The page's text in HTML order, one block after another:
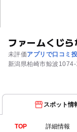
ファームくじ
未評価アプリで口コミ投
新潟県柏崎市鯨波1074-
スポット情
TOP 詳細情報